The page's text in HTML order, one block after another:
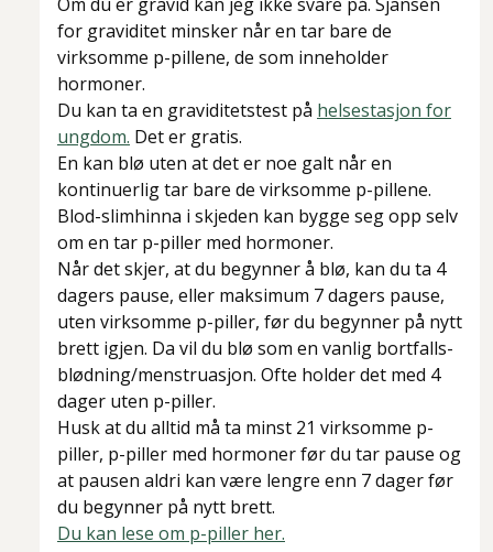
for graviditet minsker når en tar bare de
virksomme p-pillene, de som inneholder
hormoner.
Du kan ta en graviditetstest på helsestasjon for
ungdom. Det er gratis.
En kan blø uten at det er noe galt når en
kontinuerlig tar bare de virksomme p-pillene.
Blod-slimhinna i skjeden kan bygge seg opp selv
om en tar p-piller med hormoner.
Når det skjer, at du begynner å blø, kan du ta 4
dagers pause, eller maksimum 7 dagers pause,
uten virksomme p-piller, før du begynner på nytt
brett igjen. Da vil du blø som en vanlig bortfalls-
blødning/menstruasjon. Ofte holder det med 4
dager uten p-piller.
Husk at du alltid må ta minst 21 virksomme p-
piller, p-piller med hormoner før du tar pause og
at pausen aldri kan være lengre enn 7 dager før
du begynner på nytt brett.
Du kan lese om p-piller her.